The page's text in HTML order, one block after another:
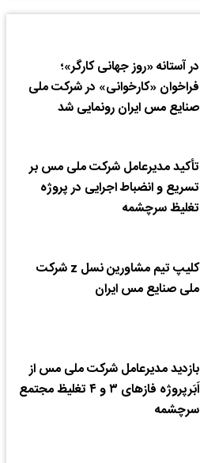
در آستانه «روز جهانی کارگر»؛‌
فراخوان «کارخوانی» در شرکت ملی
صنایع مس ایران رونمایی شد
تأکید مدیرعامل شرکت ملی مس بر
تسریع و انضباط اجرایی در پروژه
تغلیظ سرچشمه
کلیپ تیم مشاورین نسل z شرکت
ملی صنایع مس ایران
بازدید مدیرعامل شرکت ملی مس از
اَبَرپروژه فازهای ۳ و ۴ تغلیظ مجتمع
سرچشمه